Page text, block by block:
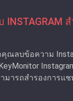
ณลบข้อความ
รถสํารองการแ